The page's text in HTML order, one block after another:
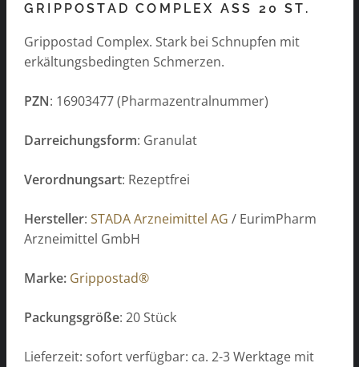
GRIPPOSTAD COMPLEX ASS 20 ST.
Grippostad Complex. Stark bei Schnupfen mit
erkältungsbedingten Schmerzen.
PZN: 16903477 (Pharmazentralnummer)
Darreichungsform: Granulat
Verordnungsart: Rezeptfrei
Hersteller: STADA Arzneimittel AG / EurimPharm
Arzneimittel GmbH
Marke: Grippostad®
Packungsgröße: 20 Stück
Lieferzeit: sofort verfügbar: ca. 2-3 Werktage mit